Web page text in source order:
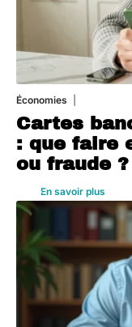
Économies
Cartes
: que faire
ou fraude ?
En savoir plus